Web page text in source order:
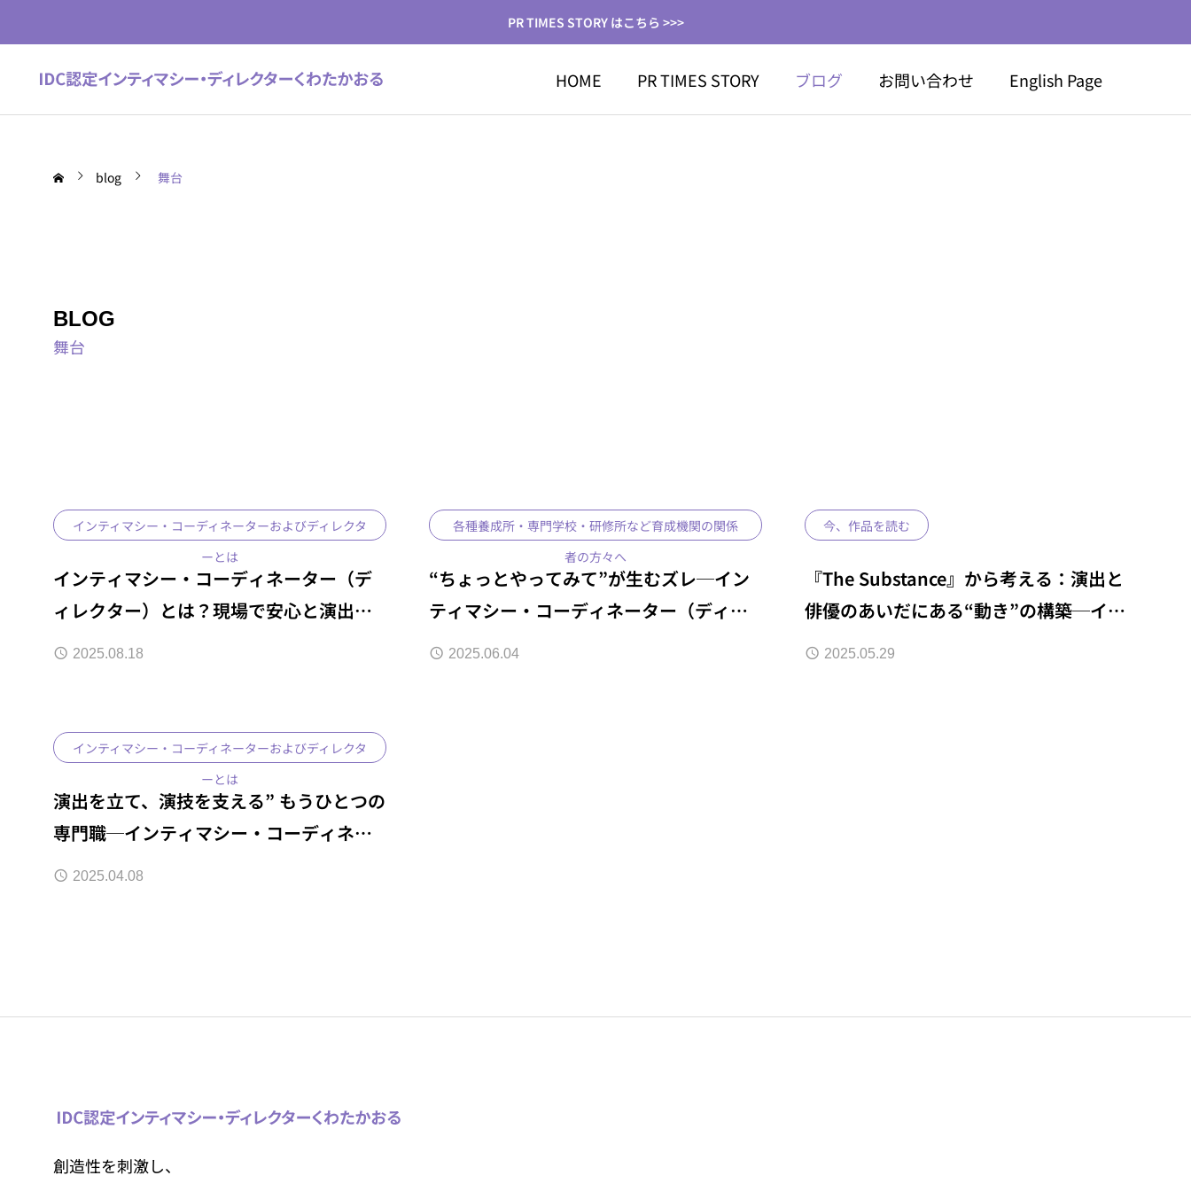
PR TIMES STORY はこちら >>>
HOME PR TIMES STORY ブログ お問い合わせ English Page
blog 舞台
BLOG
舞台
インティマシー・コーディネーターおよびディレクタ
ーとは
インティマシー・コーディネーター（デ
ィレクター）とは？現場で安心と演出を
両立させる第三者の役割
2025.08.18
各種養成所・専門学校・研修所など育成機関の関係
者の方々へ
“ちょっとやってみて”が生むズレ─イン
ティマシー・コーディネーター（ディレ
クター）が必要とされる理由
2025.06.04
今、作品を読む
『The Substance』から考える：演出と
俳優のあいだにある“動き”の構築─イン
ティマシー・コーディネーター（ディレ
2025.05.29
インティマシー・コーディネーターおよびディレクタ
ーとは
演出を立て、演技を支える” もうひとつの
専門職─インティマシー・コーディネー
ター（ディレクター）とは？
2025.04.08
創造性を刺激し、